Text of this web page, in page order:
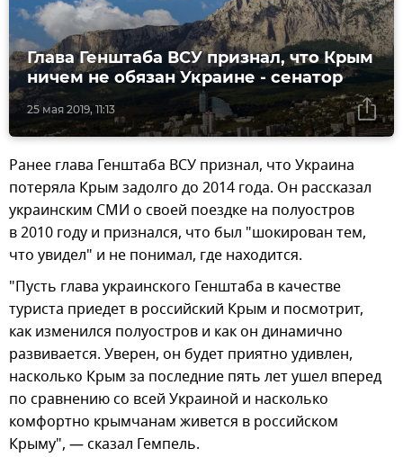
25 мая 2019, 11:13
Глава Генштаба ВСУ признал, что Крым
ничем не обязан Украине - сенатор
Ранее глава Генштаба ВСУ признал, что Украина
потеряла Крым задолго до 2014 года. Он рассказал
украинским СМИ о своей поездке на полуостров
в 2010 году и признался, что был "шокирован тем,
что увидел" и не понимал, где находится.
"Пусть глава украинского Генштаба в качестве
туриста приедет в российский Крым и посмотрит,
как изменился полуостров и как он динамично
развивается. Уверен, он будет приятно удивлен,
насколько Крым за последние пять лет ушел вперед
по сравнению со всей Украиной и насколько
комфортно крымчанам живется в российском
Крыму", — сказал Гемпель.